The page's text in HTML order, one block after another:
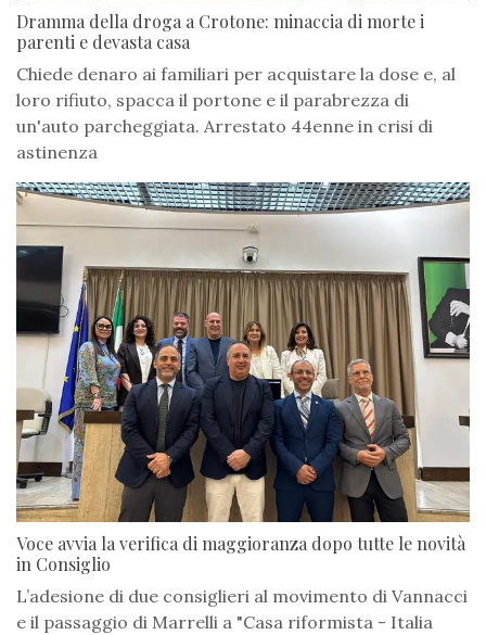
Dramma della droga a Crotone: minaccia di morte i
parenti e devasta casa
Chiede denaro ai familiari per acquistare la dose e, al
loro rifiuto, spacca il portone e il parabrezza di
un'auto parcheggiata. Arrestato 44enne in crisi di
astinenza
Voce avvia la verifica di maggioranza dopo tutte le novità
in Consiglio
L’adesione di due consiglieri al movimento di Vannacci
e il passaggio di Marrelli a "Casa riformista - Italia